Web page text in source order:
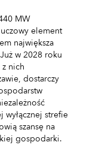
MW
element
największa
w 2028 roku
nich
dostarczy
strefie
szansę na
gospodarki.